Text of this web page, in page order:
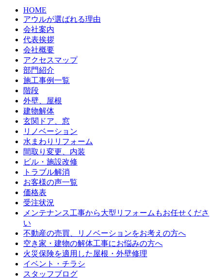
HOME
アウルが選ばれる理由
会社案内
代表挨拶
会社概要
アクセスマップ
部門紹介
施工事例一覧
階段
外壁、屋根
建物解体
玄関ドア、窓
リノベーション
水まわりリフォーム
間取り変更、内装
ビル・施設改修
トラブル解消
お客様の声一覧
価格表
受注状況
メンテナンス工事から大型リフォームもお任せくださ
い
不動産の売買、リノベーションをお考えの方へ
空き家・建物の解体工事にお悩みの方へ
火災保険を適用した屋根・外壁修理
イベント・チラシ
スタッフブログ